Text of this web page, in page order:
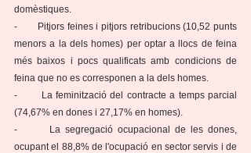
domèstiques.
-       Pitjors feines i pitjors retribucions (10,52 punts
menors a la dels homes) per optar a llocs de feina
més baixos i pocs qualificats amb condicions de
feina que no es corresponen a la dels homes.
-       La feminització del contracte a temps parcial
(74,67% en dones i 27,17% en homes).
-       La segregació ocupacional de les dones,
ocupant el 88,8% de l'ocupació en sector servis i de